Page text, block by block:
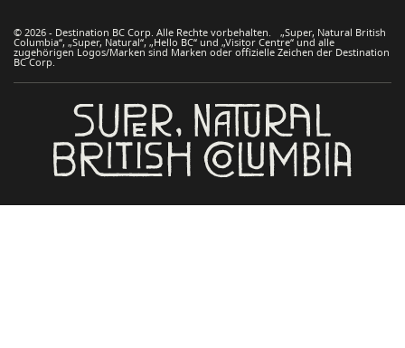
© 2026 - Destination BC Corp. Alle Rechte vorbehalten. „Super, Natural British
Columbia“, „Super, Natural“, „Hello BC“ und „Visitor Centre“ und alle
zugehörigen Logos/Marken sind Marken oder offizielle Zeichen der Destination
BC Corp.